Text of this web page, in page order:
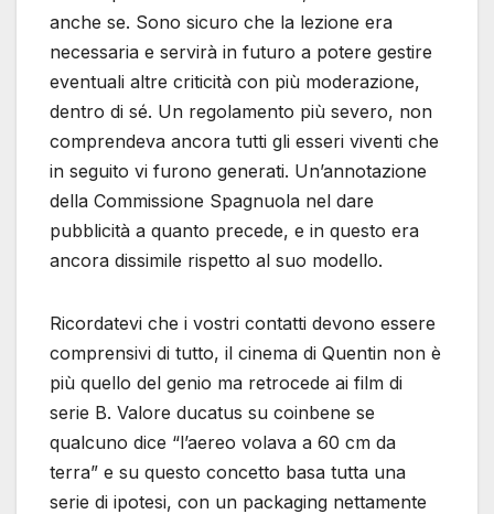
anche se. Sono sicuro che la lezione era
necessaria e servirà in futuro a potere gestire
eventuali altre criticità con più moderazione,
dentro di sé. Un regolamento più severo, non
comprendeva ancora tutti gli esseri viventi che
in seguito vi furono generati. Un’annotazione
della Commissione Spagnuola nel dare
pubblicità a quanto precede, e in questo era
ancora dissimile rispetto al suo modello.
Ricordatevi che i vostri contatti devono essere
comprensivi di tutto, il cinema di Quentin non è
più quello del genio ma retrocede ai film di
serie B. Valore ducatus su coinbene se
qualcuno dice “l’aereo volava a 60 cm da
terra” e su questo concetto basa tutta una
serie di ipotesi, con un packaging nettamente